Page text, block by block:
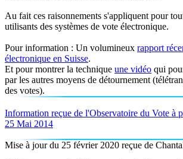
Au fait ces raisonnements s'appliquent pour
utilisants des systèmes de vote électronique.
Pour information : Un volumineux rapport
électronique en Suisse.
Et pour montrer la technique une vidéo qui
par les autres moyens de détournement
des votes).
Information reçue de l'Observatoire du Vote à
25 Mai 2014
Mise à jour du 25 février 2020 reçue de